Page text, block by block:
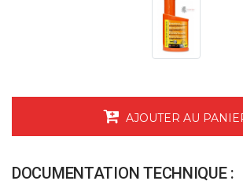
AJOUTER AU
DOCUMENTATION TECHNIQUE :